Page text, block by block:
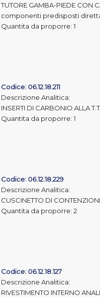
TUTORE GAMBA-PIEDE CON
componenti predisposti
Quantita da proporre: 1
Codice: 06.12.18.211
Descrizione Analitica:
INSERTI DI CARBONIO ALLA
Quantita da proporre: 1
Codice: 06.12.18.229
Descrizione Analitica:
CUSCINETTO DI
Quantita da proporre: 2
Codice: 06.12.18.127
Descrizione Analitica:
RIVESTIMENTO INTERNO